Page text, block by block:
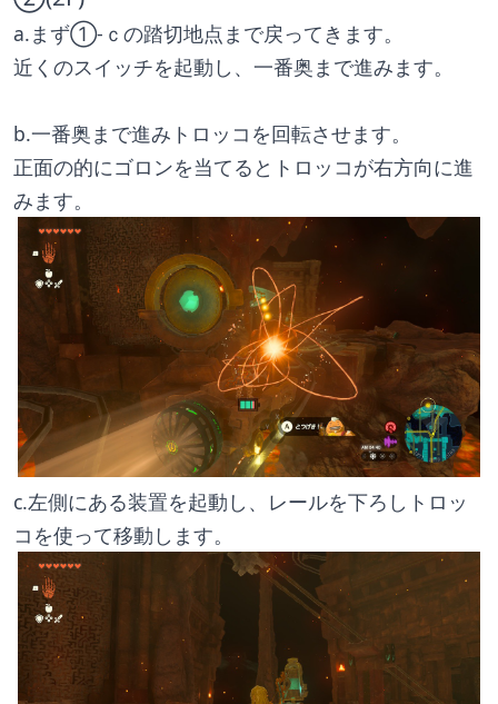
a.まず①-ｃの踏切地点まで戻ってきます。
近くのスイッチを起動し、一番奥まで進みます。
b.一番奥まで進みトロッコを回転させます。
正面の的にゴロンを当てるとトロッコが右方向に進
みます。
c.左側にある装置を起動し、レールを下ろしトロッ
コを使って移動します。